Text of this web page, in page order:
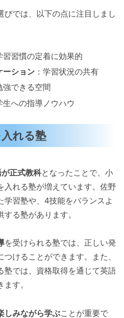
びでは、以下の点に注目しまし
習習慣の定着に効果的
ーション ：学習状況の共有
強できる空間
生への指導ノウハウ
れる塾
正式教科となったことで、小
入れる塾が増えています。佐野
学習塾や、4技能をバランスよ
る塾があります。
を受けられる塾では、正しい発
けることができます。また、
塾では、資格取得を通じて英語
す。
しみながら学ぶことが重要で